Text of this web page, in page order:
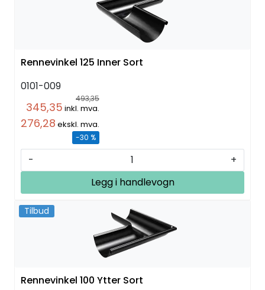
Rennevinkel 125 Inner Sort
0101-009
493,35
345,35 inkl. mva.
276,28 ekskl. mva.
-30 %
-
+
Legg i handlevogn
Tilbud
Rennevinkel 100 Ytter Sort